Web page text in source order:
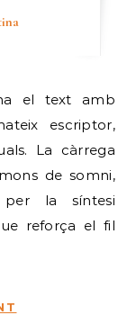
escriptor,
La càrrega
de somni,
per la síntesi
reforça el fil